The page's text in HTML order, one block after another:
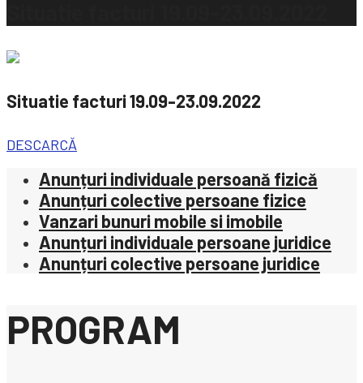
Situatie facturi 19.09-23.09.2022
DESCARCĂ
Anunțuri individuale persoană fizică
Anunțuri colective persoane fizice
Vanzari bunuri mobile si imobile
Anunțuri individuale persoane juridice
Anunțuri colective persoane juridice
PROGRAM